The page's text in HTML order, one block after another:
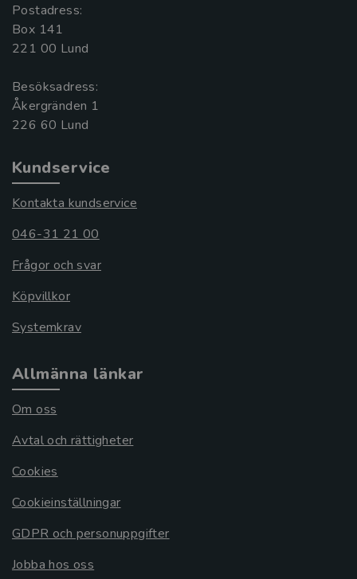
Postadress:
Box 141
221 00 Lund
Besöksadress:
Åkergränden 1
Kundservice
Kontakta kundservice
046-31 21 00
Frågor och svar
Köpvillkor
Systemkrav
Allmänna länkar
Om oss
Avtal och rättigheter
Cookies
Cookieinställningar
GDPR och personuppgifter
Jobba hos oss